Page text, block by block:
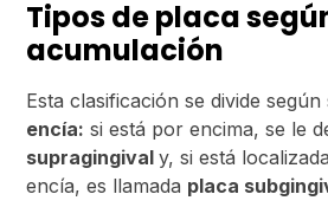
Tipos de placa
acumulación
Esta clasificación se divide según
encía: si está por encima, se le
supragingivaly, si está
encía, es llamada placa